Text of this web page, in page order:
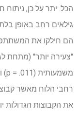
הכל. יתר על כן, ניתוח
את הקבוצות הגדולות